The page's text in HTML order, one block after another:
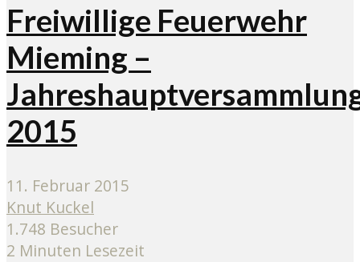
Freiwillige Feuerwehr
Mieming –
2015
11. Februar 2015
Knut Kuckel
1.748 Besucher
2 Minuten Lesezeit